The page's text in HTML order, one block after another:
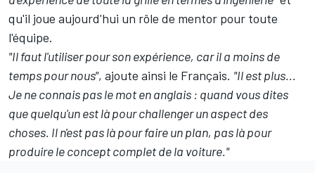
qu'il joue aujourd'hui un rôle de mentor pour toute
l'équipe.
"Il faut l'utiliser pour son expérience, car il a moins de
temps pour nous", ajoute ainsi le Français. "Il est plus...
Je ne connais pas le mot en anglais : quand vous dites
que quelqu'un est là pour challenger un aspect des
choses. Il n'est pas là pour faire un plan, pas là pour
produire le concept complet de la voiture."